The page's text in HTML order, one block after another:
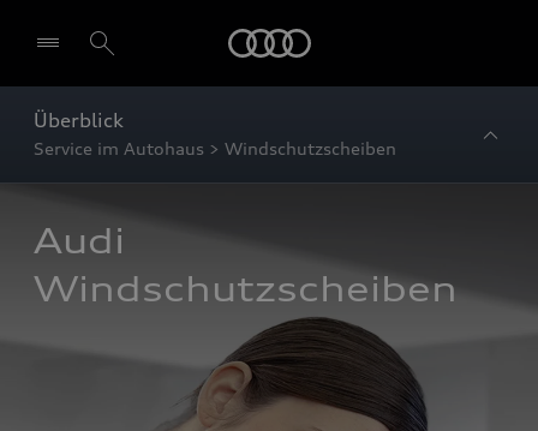
Überblick
Service im Autohaus > Windschutzscheiben
Audi
Windschutzscheiben